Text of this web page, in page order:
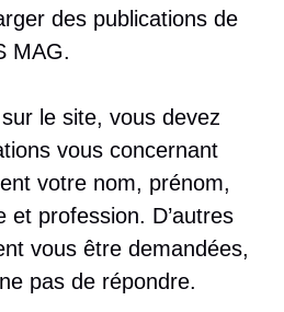
des publications de
MAG.
le site, vous devez
vous concernant
votre nom, prénom,
et profession. D’autres
vous être demandées,
pas de répondre.